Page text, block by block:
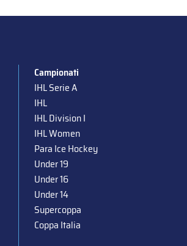
Campionati
IHL Serie A
IHL
IHL Division I
IHL Women
Para Ice Hockey
Under 19
Under 16
Under 14
Supercoppa
Coppa Italia